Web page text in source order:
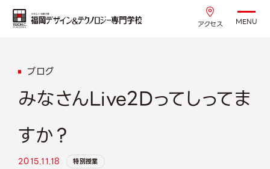
アクセス MENU
ブログ
みなさんLive2Dってしってま
すか？
2015.11.18 特別授業